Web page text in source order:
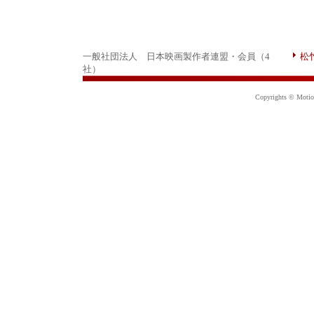
一般社団法人 日本映画製作者連盟・会員（4
社）
松
Copyrights ©